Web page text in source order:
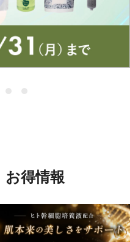
お得情報